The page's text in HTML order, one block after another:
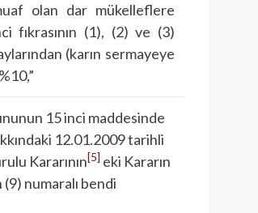
olan dar mükelleflere
fıkrasının (1), (2) ve (3)
(karın sermayeye
15 inci maddesinde
12.01.2009 tarihli
Kararının[5] eki Kararın
(9) numaralı bendi